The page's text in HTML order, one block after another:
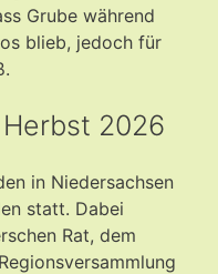
Grube während
blieb, jedoch für
2026
in Niedersachsen
statt. Dabei
Rat, dem